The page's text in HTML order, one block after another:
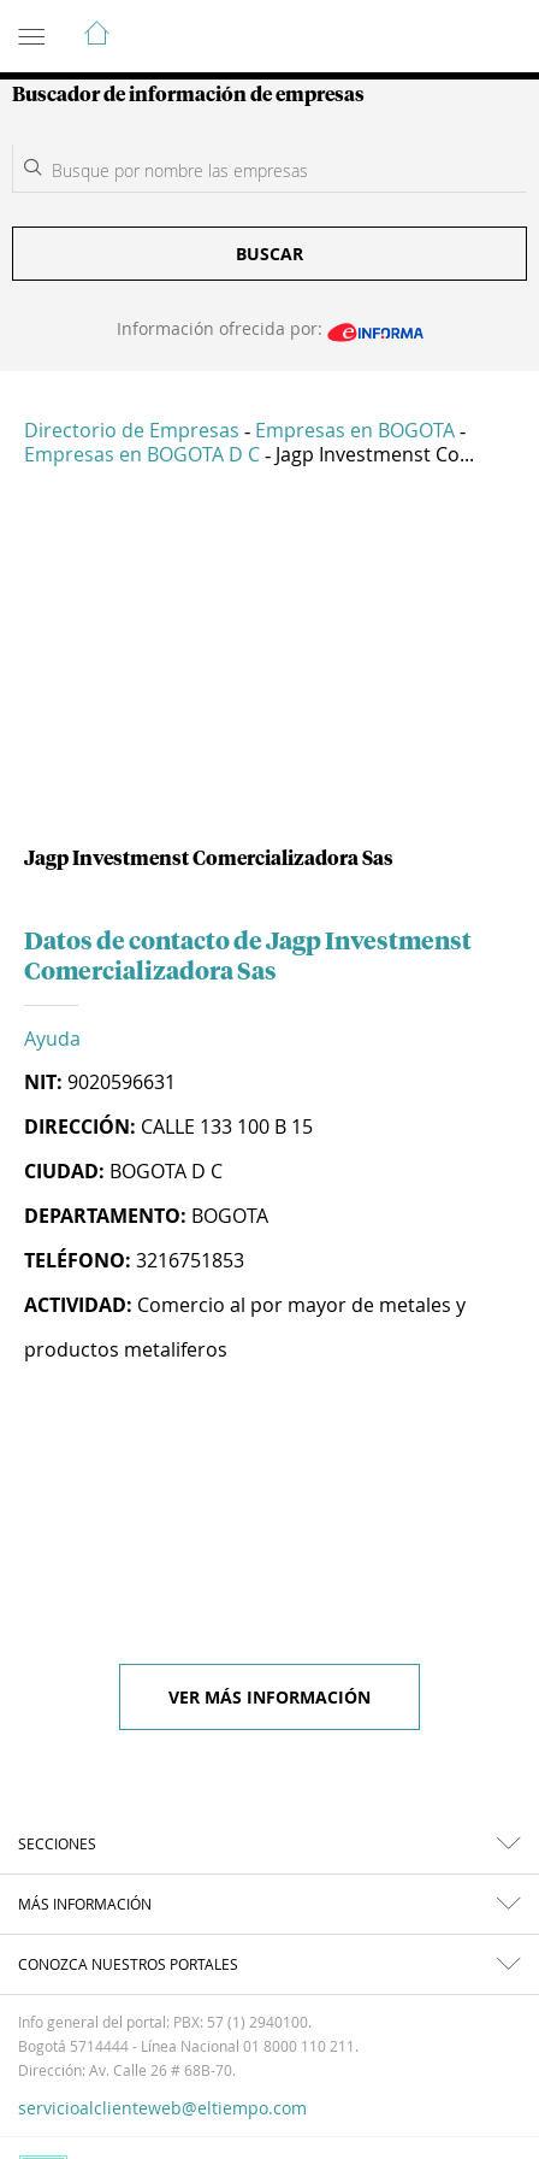
Guía de Empresas Colombianas
Buscador de información de empresas
BUSCAR
Información ofrecida por:
Directorio de Empresas - Empresas en BOGOTA -
Empresas en BOGOTA D C - Jagp Investmenst Co...
Jagp Investmenst Comercializadora Sas
Datos de contacto de Jagp Investmenst
Comercializadora Sas
Ayuda
NIT: 9020596631
DIRECCIÓN: CALLE 133 100 B 15
CIUDAD: BOGOTA D C
DEPARTAMENTO: BOGOTA
TELÉFONO: 3216751853
ACTIVIDAD: Comercio al por mayor de metales y
productos metaliferos
VER MÁS INFORMACIÓN
SECCIONES
MÁS INFORMACIÓN
CONOZCA NUESTROS PORTALES
Info general del portal: PBX: 57 (1) 2940100.
Bogotá 5714444 - Línea Nacional 01 8000 110 211.
Dirección: Av. Calle 26 # 68B-70.
servicioalclienteweb@eltiempo.com